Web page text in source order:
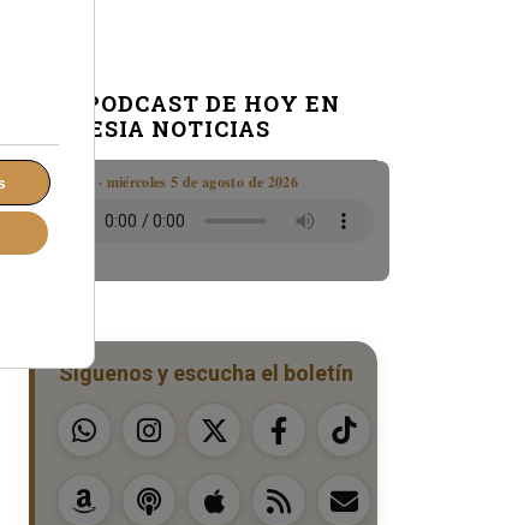
EL PODCAST DE HOY EN
IGLESIA NOTICIAS
Boletín · miércoles 5 de agosto de 2026
Síguenos y escucha el boletín